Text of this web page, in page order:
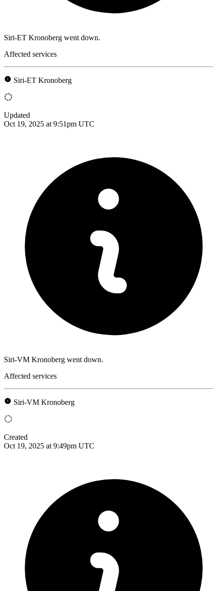
Siri-ET Kronoberg went down.
Affected services
Siri-ET Kronoberg
Updated
Oct 19, 2025 at 9:51pm UTC
Siri-VM Kronoberg went down.
Affected services
Siri-VM Kronoberg
Created
Oct 19, 2025 at 9:49pm UTC